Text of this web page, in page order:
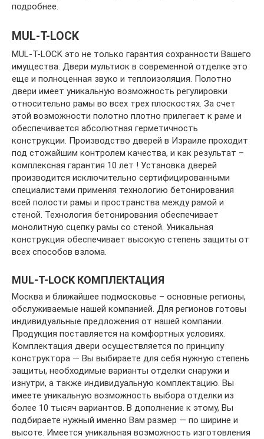
подробнее.
MUL-T-LOCK
MUL-T-LOCK это не только гарантия сохранности Вашего
имущества. Двери мультиок в современной отделке это
еще и полноценная звуко и теплоизоляция. Полотно
двери имеет уникальную возможность регулировки
относительно рамы во всех трех плоскостях. За счет
этой возможности полотно плотно прилегает к раме и
обеспечивается абсолютная герметичность
конструкции. Производство дверей в Израиле проходит
под стожайшим контролем качества, и как результат –
комплексная гарантия 10 лет ! Установка дверей
производится исключительно сертифицированными
специалистами применяя технологию бетонирования
всей полости рамы и пространства между рамой и
стеной. Технология бетонирования обеспечивает
монолитную сцепку рамы со стеной. Уникальная
конструкция обеспечивает высокую степень защиты от
всех способов взлома.
MUL-T-LOCK КОМПЛЕКТАЦИЯ
Москва и ближайшее подмосковье – основные регионы,
обслуживаемые нашей компанией. Для регионов готовы
индивидуальные предложения от нашей компании.
Продукция поставляется на комфортных условиях.
Комплектация двери осуществляется по принципу
конструктора — Вы выбираете для себя нужную степень
защиты, необходимые варианты отделки снаружи и
изнутри, а также индивидуальную комплектацию. Вы
имеете уникальную возможность выбора отделки из
более 10 тысяч вариантов. В дополнение к этому, Вы
подбираете нужный именно Вам размер — по ширине и
высоте. Имеется уникальная возможность изготовления